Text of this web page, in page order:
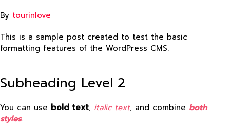
By tourinlove
This is a sample post created to test the basic
formatting features of the WordPress CMS.
Subheading Level 2
You can use bold text, italic text, and combine both
styles.